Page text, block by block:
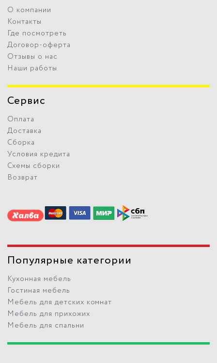
О компании
Контакты
Где посмотреть
Договор-оферта
Отзывы о нас
Наши работы
Сервис
Оплата
Доставка
Сборка
Условия кредита
Схемы сборки
Возврат
Популярные категории
Кухонная мебель
Гостиная мебель
Мебель для детских комнат
Мебель для прихожих
Мебель для спальни